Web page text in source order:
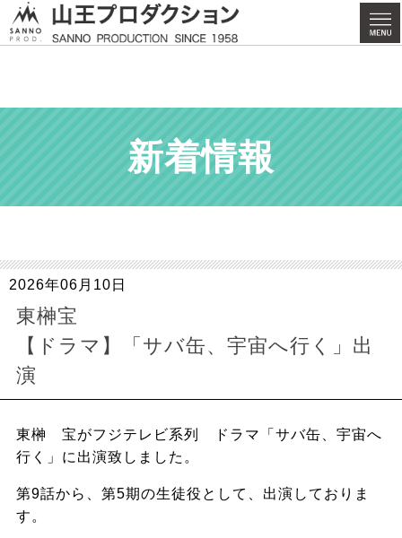
新着情報
2026年06月10日
東榊宝
【ドラマ】「サバ缶、宇宙へ行く」出
演
東榊 宝がフジテレビ系列 ドラマ「サバ缶、宇宙へ
行く」に出演致しました。
第9話から、第5期の生徒役として、出演しておりま
す。